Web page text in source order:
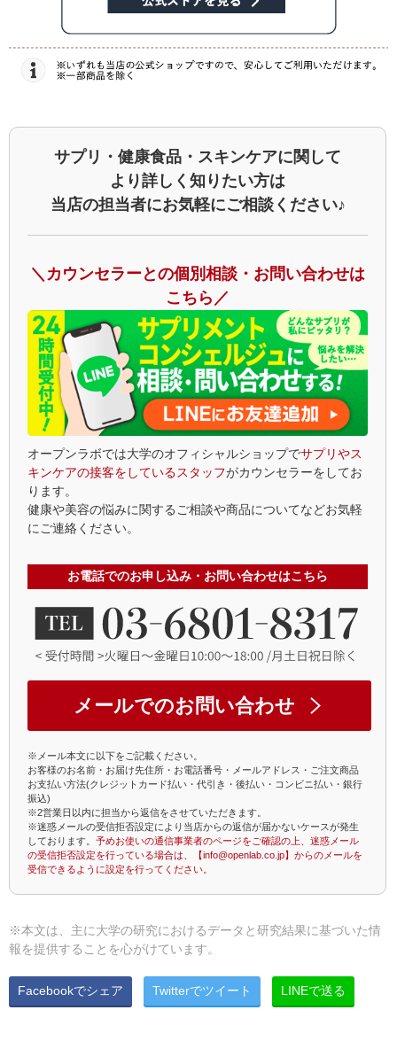
サプリ・健康食品・スキンケアに関して
より詳しく知りたい方は
当店の担当者にお気軽にご相談ください♪
＼カウンセラーとの個別相談・お問い合わせは
こちら／
オープンラボでは大学のオフィシャルショップでサプリやス
キンケアの接客をしているスタッフがカウンセラーをしてお
ります。
健康や美容の悩みに関するご相談や商品についてなどお気軽
にご連絡ください。
お電話でのお申し込み・お問い合わせはこちら
メールでのお問い合わせ
※メール本文に以下をご記載ください。
お客様のお名前・お届け先住所・お電話番号・メールアドレス・ご注文商品
お支払い方法(クレジットカード払い・代引き・後払い・コンビニ払い・銀行
振込)
※2営業日以内に担当から返信をさせていただきます。
※迷惑メールの受信拒否設定により当店からの返信が届かないケースが発生
しております。 予めお使いの通信事業者のページをご確認の上、迷惑メール
の受信拒否設定を行っている場合は、【info@openlab.co.jp】からのメールを
受信できるように設定を行ってください。
※本文は、主に大学の研究におけるデータと研究結果に基づいた情
報を提供することを心がけています。
Facebookでシェア Twitterでツイート LINEで送る